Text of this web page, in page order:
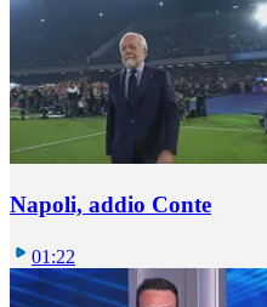
Napoli, addio Conte
01:22